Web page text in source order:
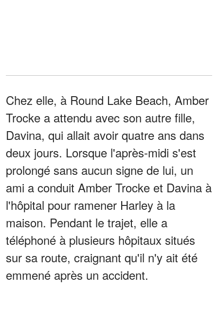
Chez elle, à Round Lake Beach, Amber
Trocke a attendu avec son autre fille,
Davina, qui allait avoir quatre ans dans
deux jours. Lorsque l'après-midi s'est
prolongé sans aucun signe de lui, un
ami a conduit Amber Trocke et Davina à
l'hôpital pour ramener Harley à la
maison. Pendant le trajet, elle a
téléphoné à plusieurs hôpitaux situés
sur sa route, craignant qu'il n'y ait été
emmené après un accident.